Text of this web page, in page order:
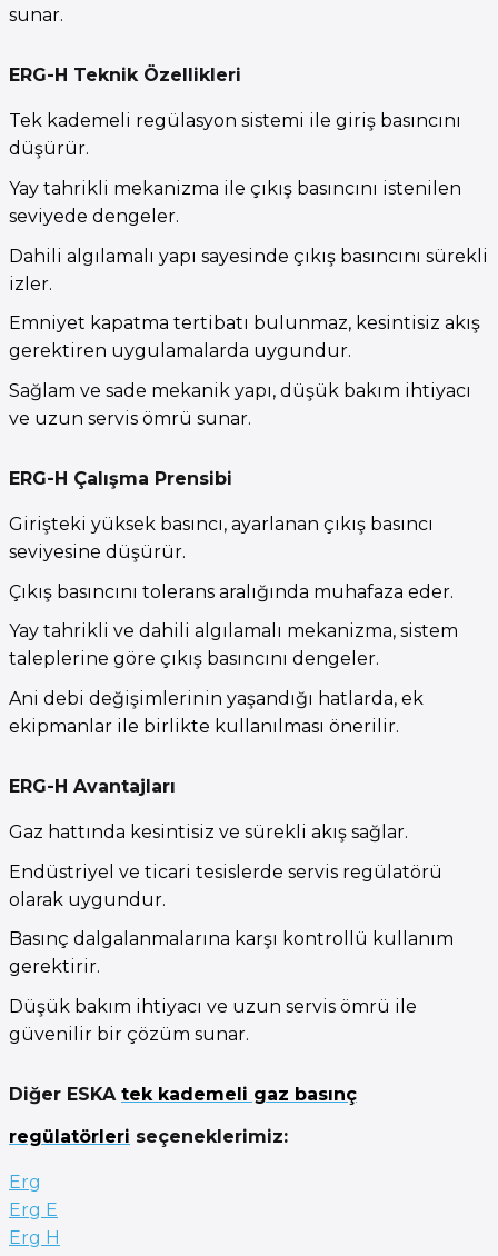
sunar.
ERG-H Teknik Özellikleri
Tek kademeli regülasyon sistemi ile giriş basıncını
düşürür.
Yay tahrikli mekanizma ile çıkış basıncını istenilen
seviyede dengeler.
Dahili algılamalı yapı sayesinde çıkış basıncını sürekli
izler.
Emniyet kapatma tertibatı bulunmaz, kesintisiz akış
gerektiren uygulamalarda uygundur.
Sağlam ve sade mekanik yapı, düşük bakım ihtiyacı
ve uzun servis ömrü sunar.
ERG-H Çalışma Prensibi
Girişteki yüksek basıncı, ayarlanan çıkış basıncı
seviyesine düşürür.
Çıkış basıncını tolerans aralığında muhafaza eder.
Yay tahrikli ve dahili algılamalı mekanizma, sistem
taleplerine göre çıkış basıncını dengeler.
Ani debi değişimlerinin yaşandığı hatlarda, ek
ekipmanlar ile birlikte kullanılması önerilir.
ERG-H Avantajları
Gaz hattında kesintisiz ve sürekli akış sağlar.
Endüstriyel ve ticari tesislerde servis regülatörü
olarak uygundur.
Basınç dalgalanmalarına karşı kontrollü kullanım
gerektirir.
Düşük bakım ihtiyacı ve uzun servis ömrü ile
güvenilir bir çözüm sunar.
Diğer ESKA tek kademeli gaz basınç
regülatörleri seçeneklerimiz:
Erg
Erg E
Erg H